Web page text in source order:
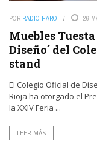
POR RADIO HARO 26
Muebles
Diseño´ del
stand
El Colegio Oficial de
Rioja ha otorgado el
la XXIV Feria ...
LEER MÁS